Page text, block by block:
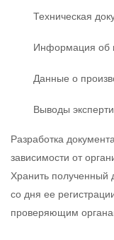
Техническая
Информация об
Данные о
Выводы
Разработка
зависимости от
Хранить полученный
со дня ее
проверяющим